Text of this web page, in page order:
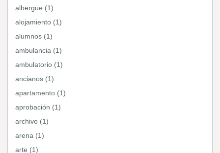
albergue (1)
alojamiento (1)
alumnos (1)
ambulancia (1)
ambulatorio (1)
ancianos (1)
apartamento (1)
aprobación (1)
archivo (1)
arena (1)
arte (1)